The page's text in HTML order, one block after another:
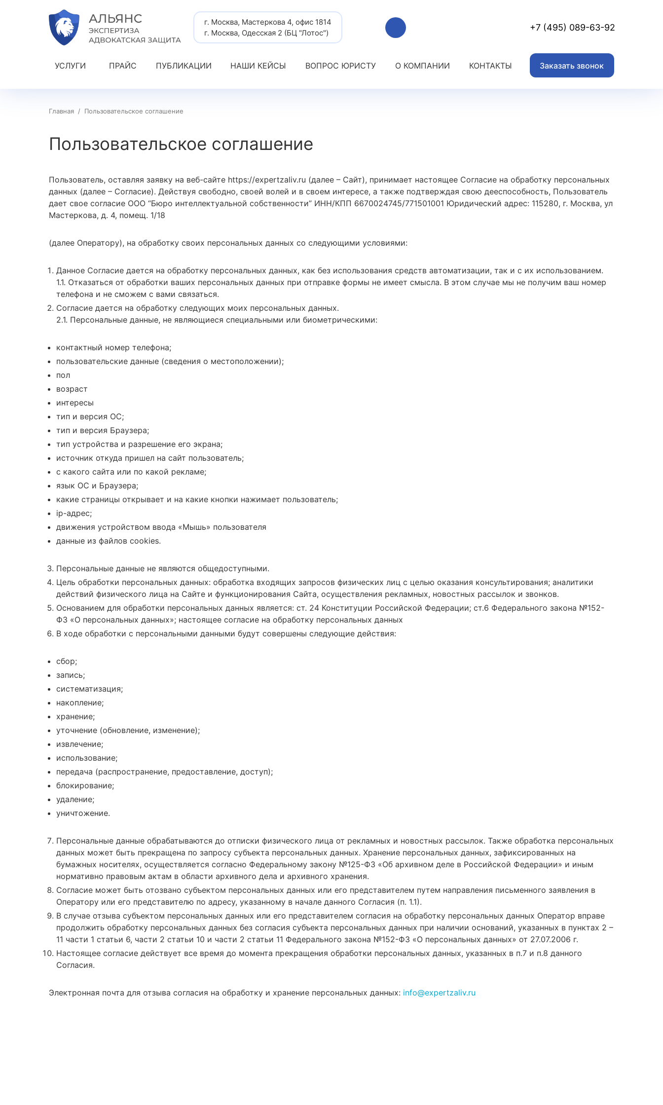
г. Москва, Мастеркова 4, офис 1814
г. Москва, Одесская 2 (БЦ "Лотос")
+7 (495) 089-63-92
УСЛУГИ ПРАЙС ПУБЛИКАЦИИ НАШИ КЕЙСЫ ВОПРОС ЮРИСТУ О КОМПАНИИ КОНТАКТЫ Заказать звонок
Главная / Пользовательское соглашение
Пользовательское соглашение
Пользователь, оставляя заявку на веб-сайте https://expertzaliv.ru (далее – Сайт), принимает настоящее Согласие на обработку персональных
данных (далее – Согласие). Действуя свободно, своей волей и в своем интересе, а также подтверждая свою дееспособность, Пользователь
дает свое согласие ООО “Бюро интеллектуальной собственности” ИНН/КПП 6670024745/771501001 Юридический адрес: 115280, г. Москва, ул
Мастеркова, д. 4, помещ. 1/18
(далее Оператору), на обработку своих персональных данных со следующими условиями:
Данное Согласие дается на обработку персональных данных, как без использования средств автоматизации, так и с их использованием.
1.1. Отказаться от обработки ваших персональных данных при отправке формы не имеет смысла. В этом случае мы не получим ваш номер
телефона и не сможем с вами связаться.
Согласие дается на обработку следующих моих персональных данных.
2.1. Персональные данные, не являющиеся специальными или биометрическими:
контактный номер телефона;
пользовательские данные (сведения о местоположении);
пол
возраст
интересы
тип и версия ОС;
тип и версия Браузера;
тип устройства и разрешение его экрана;
источник откуда пришел на сайт пользователь;
с какого сайта или по какой рекламе;
язык ОС и Браузера;
какие страницы открывает и на какие кнопки нажимает пользователь;
ip-адрес;
движения устройством ввода «Мышь» пользователя
данные из файлов cookies.
Персональные данные не являются общедоступными.
Цель обработки персональных данных: обработка входящих запросов физических лиц с целью оказания консультирования; аналитики
действий физического лица на Сайте и функционирования Сайта, осуществления рекламных, новостных рассылок и звонков.
Основанием для обработки персональных данных является: ст. 24 Конституции Российской Федерации; ст.6 Федерального закона №152-
ФЗ «О персональных данных»; настоящее согласие на обработку персональных данных
В ходе обработки с персональными данными будут совершены следующие действия:
сбор;
запись;
систематизация;
накопление;
хранение;
уточнение (обновление, изменение);
извлечение;
использование;
передача (распространение, предоставление, доступ);
блокирование;
удаление;
уничтожение.
Персональные данные обрабатываются до отписки физического лица от рекламных и новостных рассылок. Также обработка персональных
данных может быть прекращена по запросу субъекта персональных данных. Хранение персональных данных, зафиксированных на
бумажных носителях, осуществляется согласно Федеральному закону №125-ФЗ «Об архивном деле в Российской Федерации» и иным
нормативно правовым актам в области архивного дела и архивного хранения.
Согласие может быть отозвано субъектом персональных данных или его представителем путем направления письменного заявления в
Оператору или его представителю по адресу, указанному в начале данного Согласия (п. 1.1).
В случае отзыва субъектом персональных данных или его представителем согласия на обработку персональных данных Оператор вправе
продолжить обработку персональных данных без согласия субъекта персональных данных при наличии оснований, указанных в пунктах 2 –
11 части 1 статьи 6, части 2 статьи 10 и части 2 статьи 11 Федерального закона №152-ФЗ «О персональных данных» от 27.07.2006 г.
Настоящее согласие действует все время до момента прекращения обработки персональных данных, указанных в п.7 и п.8 данного
Согласия.
Электронная почта для отзыва согласия на обработку и хранение персональных данных: info@expertzaliv.ru